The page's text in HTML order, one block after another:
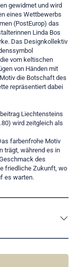
gewidmet und wird
eines Wettbewerbs
(PostEurop) das
Linda Bos
Das Designkollektiv
vom keltischen
von Händen mit
die Botschaft des
repräsentiert dabei
Liechtensteins
wird zeitgleich als
farbenfrohe Motiv
trägt, während es in
des
friedliche Zukunft, wo
es warten.